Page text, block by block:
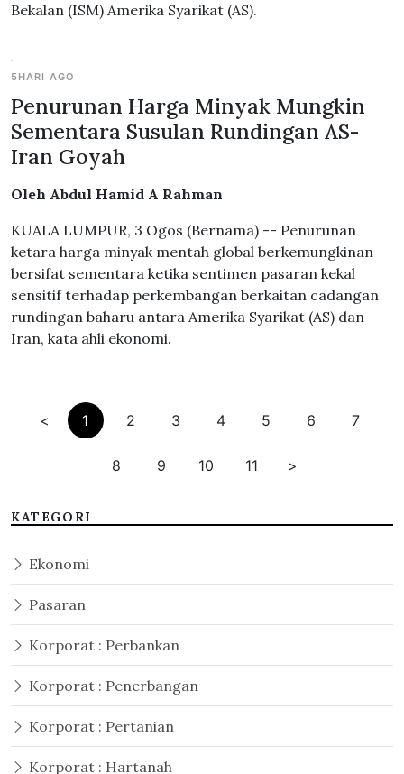
Bekalan (ISM) Amerika Syarikat (AS).
5HARI AGO
Penurunan Harga Minyak Mungkin
Sementara Susulan Rundingan AS-
Iran Goyah
Oleh Abdul Hamid A Rahman
KUALA LUMPUR, 3 Ogos (Bernama) -- Penurunan
ketara harga minyak mentah global berkemungkinan
bersifat sementara ketika sentimen pasaran kekal
sensitif terhadap perkembangan berkaitan cadangan
rundingan baharu antara Amerika Syarikat (AS) dan
Iran, kata ahli ekonomi.
< 1 2 3 4 5 6 7
8 9 10 11 >
KATEGORI
Ekonomi
Pasaran
Korporat : Perbankan
Korporat : Penerbangan
Korporat : Pertanian
Korporat : Hartanah